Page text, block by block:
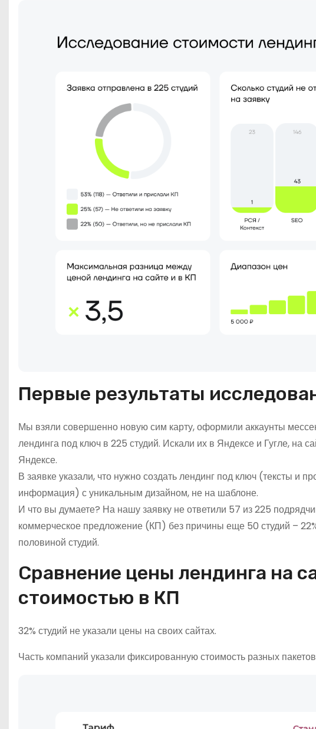
Первые результаты
Мы взяли совершенно новую сим карту, оформили аккаунты
лендинга под ключ в 225 студий. Искали их в Яндексе и Гугле, на
Яндексе.
В заявке указали, что нужно создать лендинг под ключ (тексты и
информация) с уникальным дизайном, не на шаблоне.
И что вы думаете? На нашу заявку не ответили 57 из 225
коммерческое предложение (КП) без причины еще 50 студий –
половиной студий.
Сравнение цены лендинга на
стоимостью в КП
32% студий не указали цены на своих сайтах.
Часть компаний указали фиксированную стоимость разных пакетов